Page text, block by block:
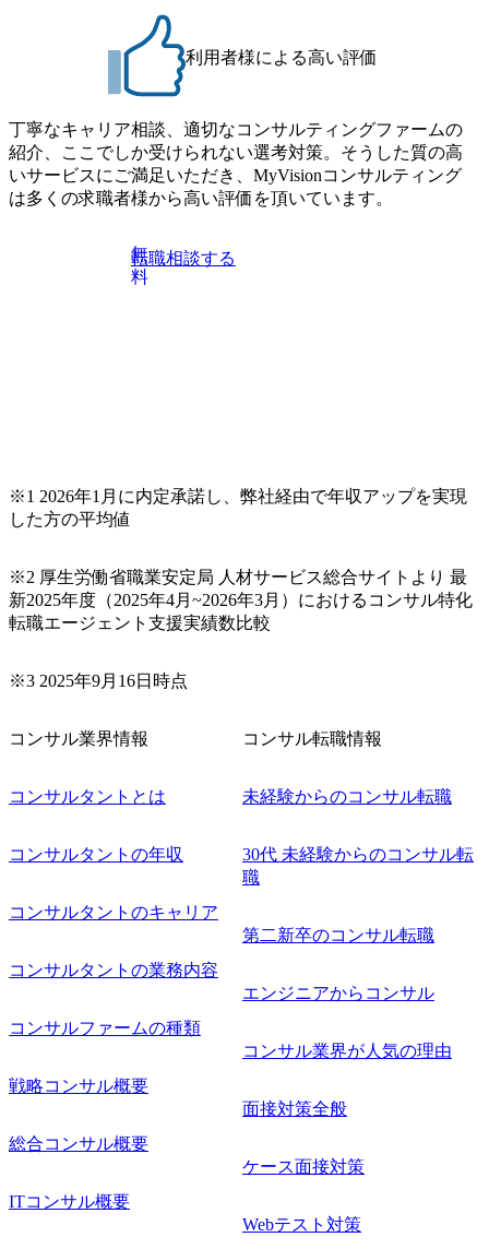
どはなく、個別選考のみの実施を予定しています ※1名あた
りの拘束時間は1時間～最大2時間半程度を想定しています
※1次面接と最終面接の間をなるべく空けないよう調整して
おりますが、調整が叶わないケースもございます オンライ
ン 書類選考通過者
ラインまたはオフラインの実施 ※東京オフィスのみのご応
募となります。他オフィス希望を含めたご応募はお受けい
たしかねますのでご了承ください ● フルタイムでの職務経
歴を2年以上お持ちの方で、東京オフィスのコンサルタント
ポジションに応募意思がある方 ● 英語・日本語ともにビジ
ネスレベルの方 ※日本語が母国語でない方は日本語能力
試験N1またはそれ相当の上級レベルの日本語力(会話・読解
力)
利用者様による高い評価
丁寧なキャリア相談、適切なコンサルティングファームの
紹介、ここでしか受けられない選考対策。そうした質の高
いサービスにご満足いただき、MyVisionコンサルティング
は多くの求職者様から高い評価を頂いています。
無
料
転職相談する
※1 2026年1月に内定承諾し、弊社経由で年収アップを実現
した方の平均値
※2 厚生労働省職業安定局 人材サービス総合サイトより 最
新2025年度（2025年4月~2026年3月）におけるコンサル特化
転職エージェント支援実績数比較
※3 2025年9月16日時点
コンサル業界情報
コンサルタントとは
コンサルタントの年収
コンサルタントのキャリア
コンサルタントの業務内容
コンサルファームの種類
戦略コンサル概要
総合コンサル概要
ITコンサル概要
コンサル転職情報
未経験からのコンサル転職
30代 未経験からのコンサル転
職
第二新卒のコンサル転職
エンジニアからコンサル
コンサル業界が人気の理由
面接対策全般
ケース面接対策
Webテスト対策